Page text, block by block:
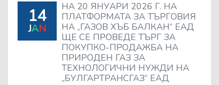
14
JAN
НА 20 ЯНУАРИ 2026 Г. НА
ПЛАТФОРМАТА ЗА ТЪРГОВИЯ
НА „ГАЗОВ ХЪБ БАЛКАН“ ЕАД
ЩЕ СЕ ПРОВЕДЕ ТЪРГ ЗА
ПОКУПКО-ПРОДАЖБА НА
ПРИРОДЕН ГАЗ ЗА
ТЕХНОЛОГИЧНИ НУЖДИ НА
„БУЛГАРТРАНСГАЗ“ ЕАД